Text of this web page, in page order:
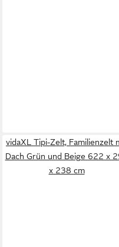
vidaXL Tipi-Zelt, Familienzelt
Dach Grün und Beige 622 x
x 238 cm